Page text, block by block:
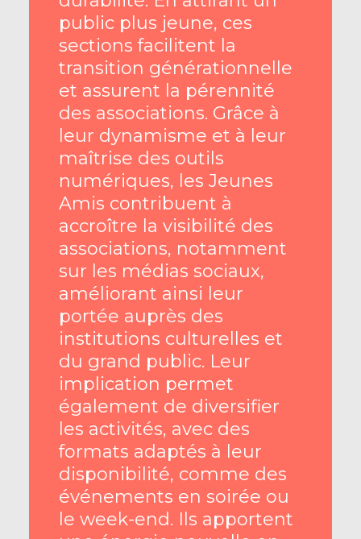
public plus jeune, ces
sections facilitent la
transition générationnelle
et assurent la pérennité
des associations. Grâce à
leur dynamisme et à leur
maîtrise des outils
numériques, les Jeunes
Amis contribuent à
accroître la visibilité des
associations, notamment
sur les médias sociaux,
améliorant ainsi leur
portée auprès des
institutions culturelles et
du grand public. Leur
implication permet
également de diversifier
les activités, avec des
formats adaptés à leur
disponibilité, comme des
événements en soirée ou
le week-end. Ils apportent